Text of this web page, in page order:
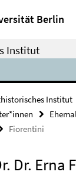
Berlin
Institut
Institut
Fiorentini
Dr. Erna